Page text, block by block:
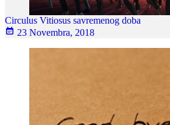
Circulus Vitiosus savremenog doba
23 Novembra, 2018